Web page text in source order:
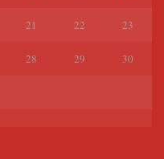
21 22 23
28 29 30